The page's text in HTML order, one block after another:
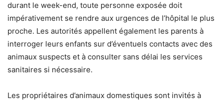
durant le week-end, toute personne exposée doit
impérativement se rendre aux urgences de l’hôpital le plus
proche. Les autorités appellent également les parents à
interroger leurs enfants sur d’éventuels contacts avec des
animaux suspects et à consulter sans délai les services
sanitaires si nécessaire.
Les propriétaires d’animaux domestiques sont invités à